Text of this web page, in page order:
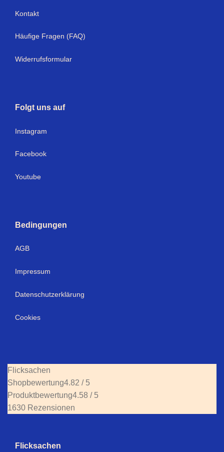
Kontakt
Häufige Fragen (FAQ)
Widerrufsformular
Folgt uns auf
Instagram
Facebook
Youtube
Bedingungen
AGB
Impressum
Datenschutzerklärung
Cookies
Flicksachen
Shopbewertung4.82 / 5
Produktbewertung4.58 / 5
1630 Rezensionen
Flicksachen